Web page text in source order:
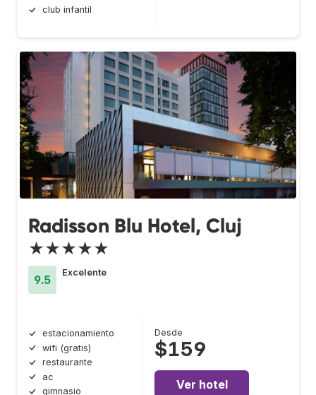
club infantil
Radisson Blu Hotel, Cluj
★★★★★
9.5
Excelente
estacionamiento
wifi (gratis)
restaurante
ac
gimnasio
Desde
$159
Ver hotel